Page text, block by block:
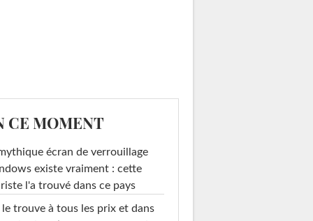
CE MOMENT
écran de verrouillage
existe vraiment : cette
l'a trouvé dans ce pays
trouve à tous les prix et dans